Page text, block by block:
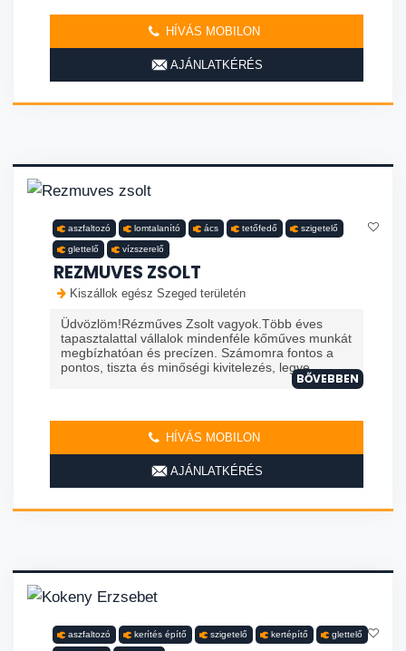
HÍVÁS MOBILON
AJÁNLATKÉRÉS
aszfaltozó lomtalanító ács tetőfedő szigetelő
glettelő vízszerelő
REZMUVES ZSOLT
Kiszállok egész Szeged területén
Üdvözlöm!Rézműves Zsolt vagyok.Több éves
tapasztalattal vállalok mindenféle kőműves munkát
megbízhatóan és precízen. Számomra fontos a
pontos, tiszta és minőségi kivitelezés, legye...
BŐVEBBEN
HÍVÁS MOBILON
AJÁNLATKÉRÉS
aszfaltozó kerítés építő szigetelő kertépítő glettelő